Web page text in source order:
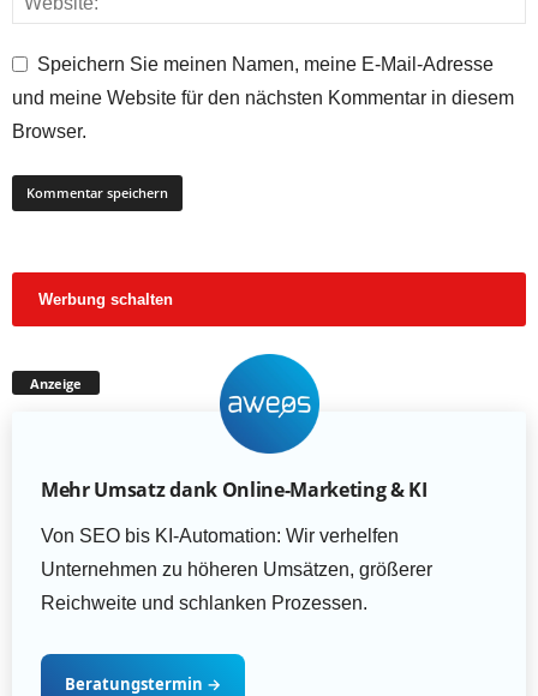
Speichern Sie meinen Namen, meine E-Mail-Adresse
und meine Website für den nächsten Kommentar in diesem
Browser.
Werbung schalten
Anzeige
Mehr Umsatz dank Online-Marketing & KI
Von SEO bis KI-Automation: Wir verhelfen
Unternehmen zu höheren Umsätzen, größerer
Reichweite und schlanken Prozessen.
Beratungstermin →